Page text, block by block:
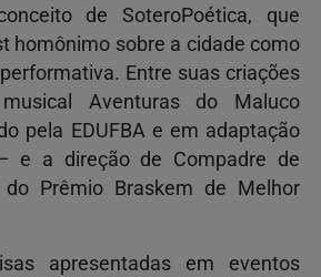
de SoteroPoética, que
homônimo sobre a cidade como
Entre suas criações
Aventuras do Maluco
pela EDUFBA e em adaptação
e a direção de Compadre de
do Prêmio Braskem de Melhor
apresentadas em eventos